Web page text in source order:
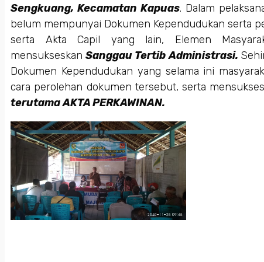
Sengkuang, Kecamatan Kapuas. Dalam
belum mempunyai Dokumen Kependudukan serta
serta Akta Capil yang lain, Elemen
mensukseskanSanggau Tertib Administrasi.
Dokumen Kependudukan yang selama ini
cara perolehan dokumen tersebut, serta
terutama AKTA PERKAWINAN.